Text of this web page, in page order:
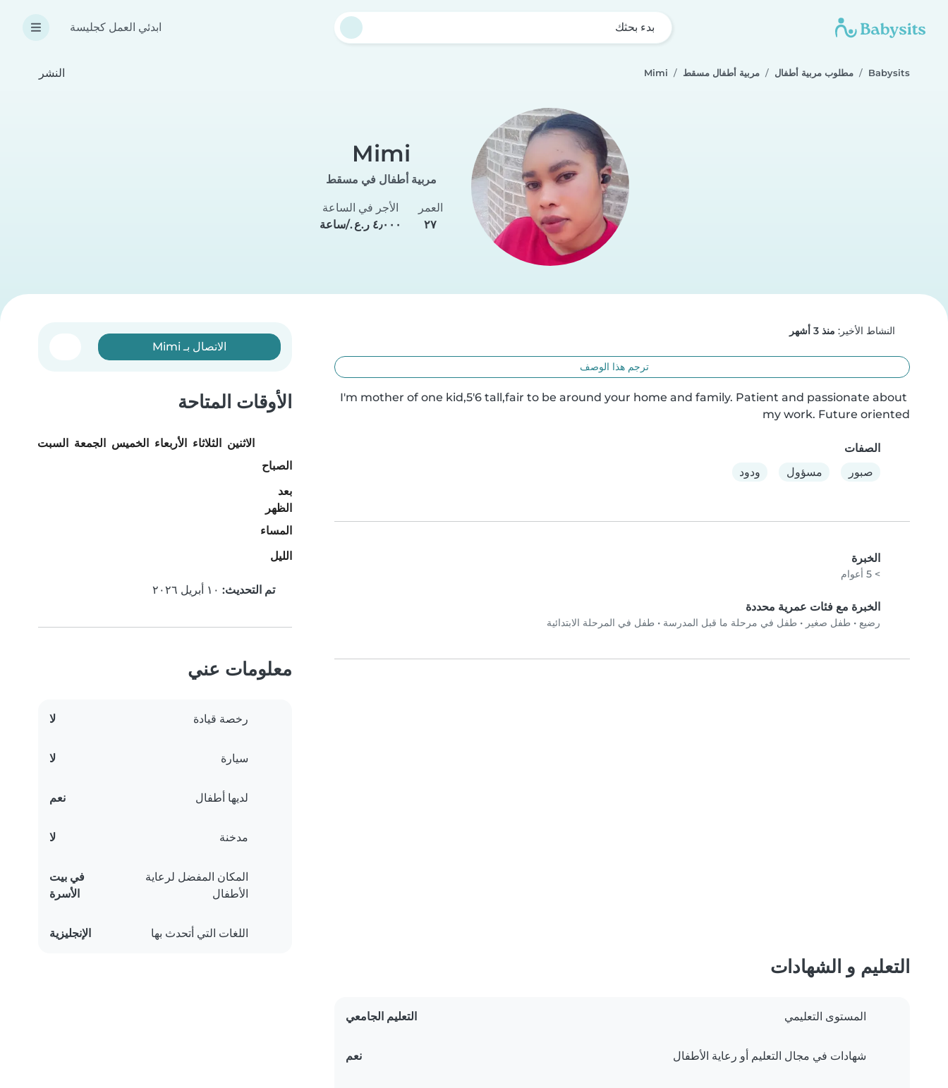
بدء بحثك ابدئي العمل كجليسة
Babysits مطلوب مربية أطفال مربية أطفال مسقط Mimi النشر
Mimi
مربية أطفال في مسقط
العمر
٢٧
الأجر في الساعة
النشاط الأخير: منذ 3 أشهر
ترجم هذا الوصف
I'm mother of one kid,5'6 tall,fair to be around your home and family. Patient and passionate about
my work. Future oriented
الصفات
صبور
مسؤول ودود
الخبرة
> 5 أعوام
الخبرة مع فئات عمرية محددة
رضيع • طفل صغير • طفل في مرحلة ما قبل المدرسة • طفل في المرحلة الابتدائية
الاتصال بـ Mimi
الأوقات المتاحة
الاثنين الثلاثاء الأربعاء الخميس الجمعة السبت
الصباح
بعد
الظهر
المساء
الليل
تم التحديث:
معلومات عني
رخصة قيادة لا
سيارة لا
لديها أطفال نعم
مدخنة لا
المكان المفضل لرعاية
الأطفال
في بيت
الأسرة
اللغات التي أتحدث بها الإنجليزية
التعليم و الشهادات
المستوى التعليمي التعليم الجامعي
شهادات في مجال التعليم أو رعاية الأطفال نعم